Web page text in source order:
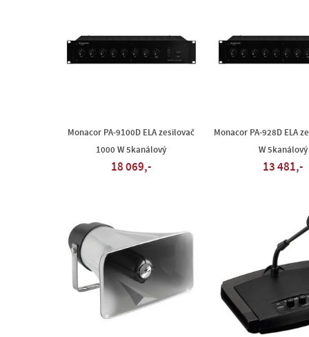
Monacor PA-9100D ELA zesilovač
1000 W 5kanálový
18 069,-
Monacor PA-928D ELA
W 5kanálový
13 481,-